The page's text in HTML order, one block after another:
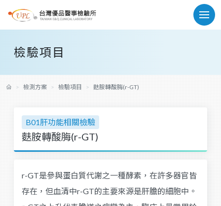
檢驗項目
檢測方案 檢驗項目 麩胺轉酸脢(r-GT)
麩胺轉酸脢(r-GT)
B01肝功能相關檢驗
r-GT是參與蛋白質代謝之一種酵素，在許多器官皆
存在，但血清中r-GT的主要來源是肝膽的細胞中。